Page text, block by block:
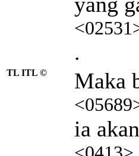
.
TL ITL © Maka
ia akan